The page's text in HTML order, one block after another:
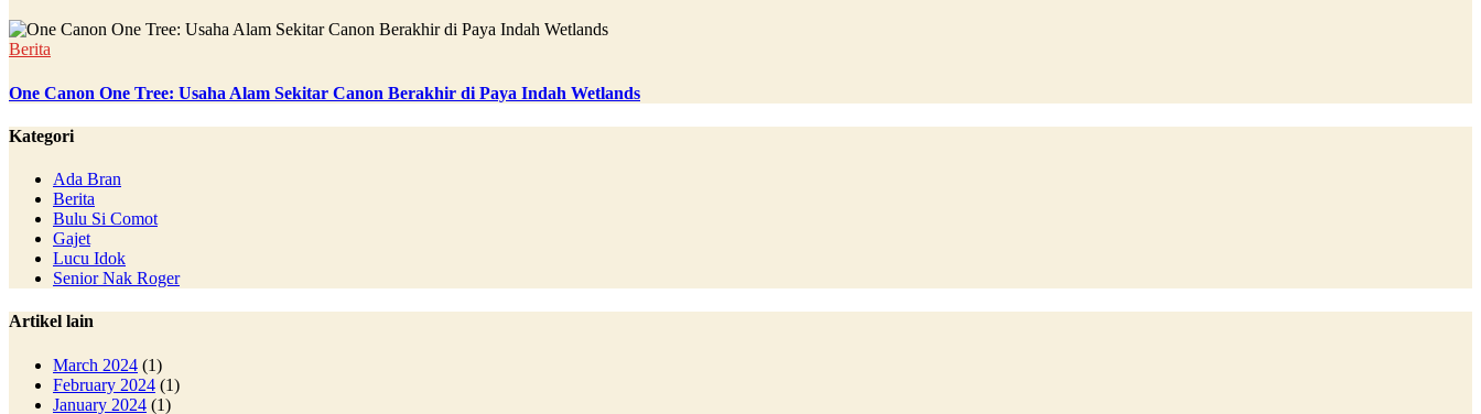
Berita
One Canon One Tree: Usaha Alam Sekitar Canon Berakhir di Paya Indah Wetlands
Kategori
Ada Bran
Berita
Bulu Si Comot
Gajet
Lucu Idok
Senior Nak Roger
Artikel lain
March 2024 (1)
February 2024 (1)
January 2024 (1)